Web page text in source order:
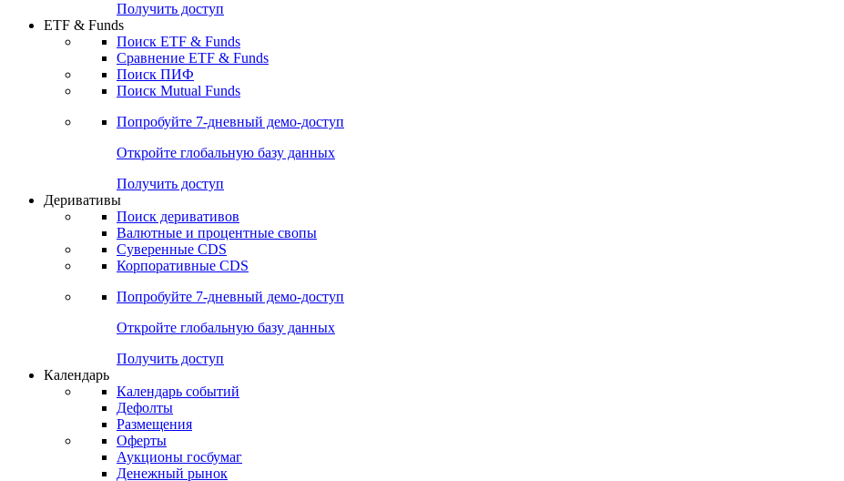
Получить доступ
ETF & Funds
Поиск ETF & Funds
Сравнение ETF & Funds
Поиск ПИФ
Поиск Mutual Funds
Попробуйте 7-дневный демо-доступ
Откройте глобальную базу данных
Получить доступ
Деривативы
Поиск деривативов
Валютные и процентные свопы
Суверенные CDS
Корпоративные CDS
Попробуйте 7-дневный демо-доступ
Откройте глобальную базу данных
Получить доступ
Календарь
Календарь событий
Дефолты
Размещения
Оферты
Аукционы госбумаг
Денежный рынок